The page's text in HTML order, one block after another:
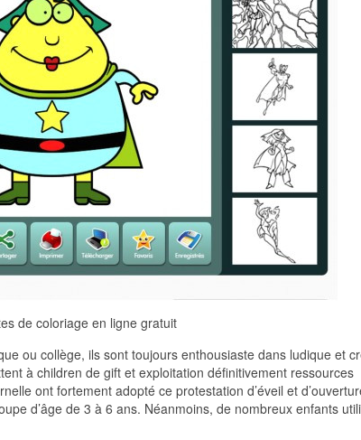
de coloriage en ligne gratuit
ou collège, ils sont toujours enthousiaste dans ludique et
à children de gift et exploitation définitivement ressources
ont fortement adopté ce protestation d’éveil et
d’âge de 3 à 6 ans. Néanmoins, de nombreux enfants